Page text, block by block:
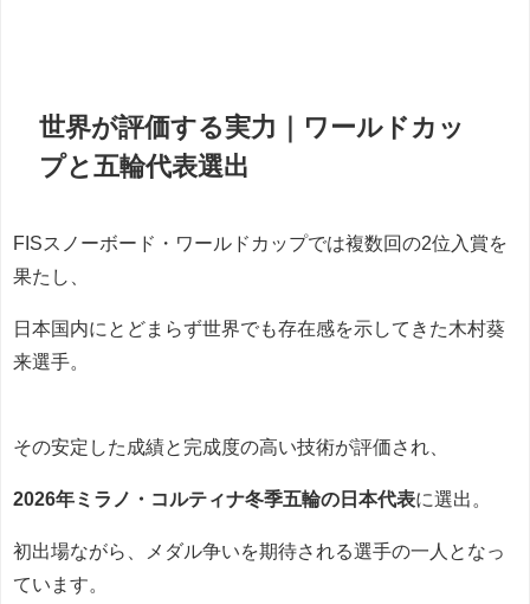
世界が評価する実力｜ワールドカッ
プと五輪代表選出
FISスノーボード・ワールドカップでは複数回の2位入賞を
果たし、
日本国内にとどまらず世界でも存在感を示してきた木村葵
来選手。
その安定した成績と完成度の高い技術が評価され、
2026年ミラノ・コルティナ冬季五輪の日本代表に選出。
初出場ながら、メダル争いを期待される選手の一人となっ
ています。